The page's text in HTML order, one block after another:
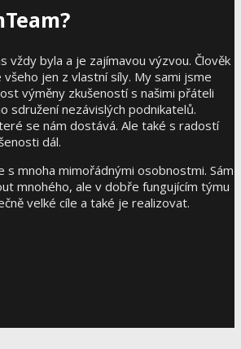
vždy byla a je zajímavou výzvou. Člověk
jen z vlastní síly. My sami jsme
výměny zkušeností s našimi přáteli
sdružení nezávislých podnikatelů.
se nám dostává. Ale také s radostí
dál.
s mnoha mimořádnými osobnostmi. Sám
mnohého, ale v dobře fungujícím týmu
velké cíle a také je realizovat.